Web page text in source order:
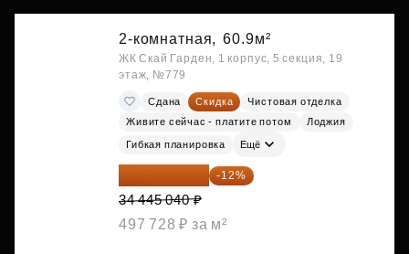
2-комнатная, 60.9м²
ЖК Скай Гарден, 1 корпус, 5 секция, 19
этаж, №779
Сдана Скидка
Чистовая отделка
Живите сейчас - платите потом
Лоджия
Гибкая планировка Ещё
30 311 635 ₽ -12%
34 445 040 ₽
497 728 ₽ за м²